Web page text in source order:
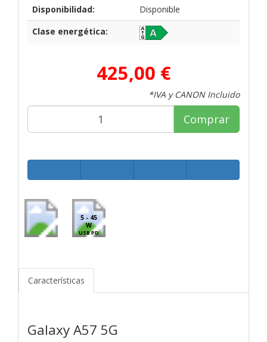
Disponibilidad:
Disponible
Clase energética:
425,00 €
*IVA y CANON Incluido
Comprar
5 - 45
W
USB PD
Características
Galaxy A57 5G